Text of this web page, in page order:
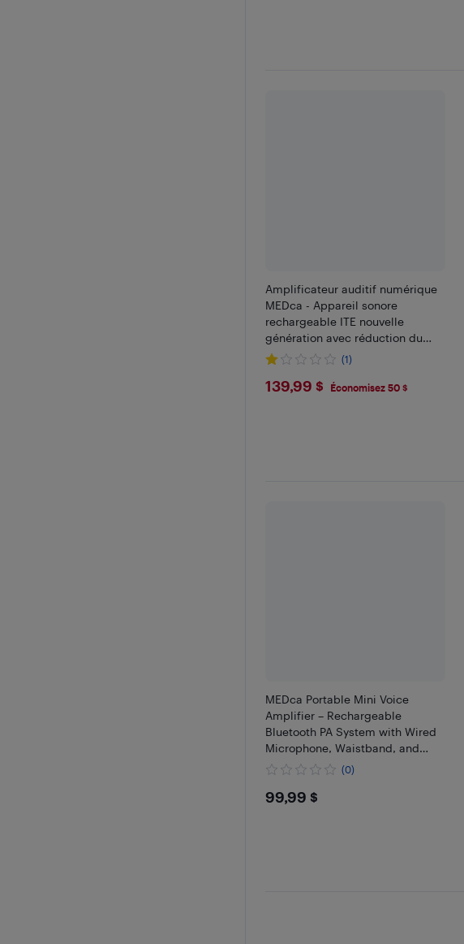
Amplificateur auditif numérique
MEDca - Appareil sonore
rechargeable ITE nouvelle
génération avec réduction du
bruit (paire noire)
(1)
$139.99
139,99 $ Économisez 50 $
MEDca Portable Mini Voice
Amplifier – Rechargeable
Bluetooth PA System with Wired
Microphone, Waistband, and
MP3/Aux Support for Teachers &
(0)
$99.99
99,99 $